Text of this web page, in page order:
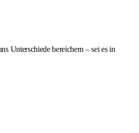
Unterschiede bereichern – sei es in